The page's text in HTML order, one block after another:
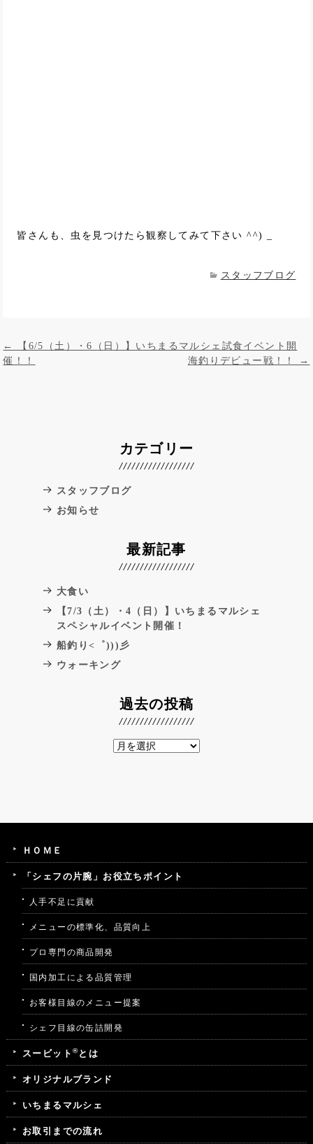
皆さんも、虫を見つけたら観察してみて下さい ^^) _
スタッフブログ
投稿ナビゲーション
←
【6/5（土）・6（日）】いちまるマルシェ試食イベント開
催！！
海釣りデビュー戦！！ →
カテゴリー
スタッフブログ
お知らせ
最新記事
大食い
【7/3（土）・4（日）】いちまるマルシェ
スペシャルイベント開催！
船釣り<゜)))彡
ウォーキング
過去の投稿
ＨＯＭＥ
「シェフの片腕」お役立ちポイント
人手不足に貢献
メニューの標準化、品質向上
プロ専門の商品開発
国内加工による品質管理
お客様目線のメニュー提案
シェフ目線の缶詰開発
スービット ®とは
オリジナルブランド
いちまるマルシェ
お取引までの流れ